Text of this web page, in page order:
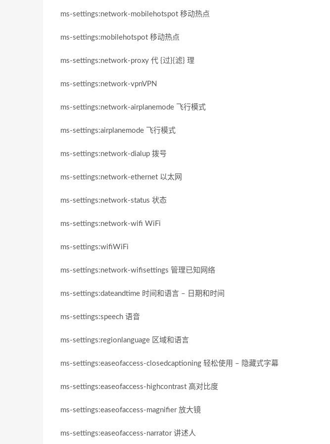
ms-settings:network-mobilehotspot 移动热点
ms-settings:mobilehotspot 移动热点
ms-settings:network-proxy 代 {过}{滤} 理
ms-settings:network-vpnVPN
ms-settings:network-airplanemode 飞行模式
ms-settings:airplanemode 飞行模式
ms-settings:network-dialup 拨号
ms-settings:network-ethernet 以太网
ms-settings:network-status 状态
ms-settings:network-wifi WiFi
ms-settings:wifiWiFi
ms-settings:network-wifisettings 管理已知网络
ms-settings:dateandtime 时间和语言 – 日期和时间
ms-settings:speech 语音
ms-settings:regionlanguage 区域和语言
ms-settings:easeofaccess-closedcaptioning 轻松使用 – 隐藏式字幕
ms-settings:easeofaccess-highcontrast 高对比度
ms-settings:easeofaccess-magnifier 放大镜
ms-settings:easeofaccess-narrator 讲述人